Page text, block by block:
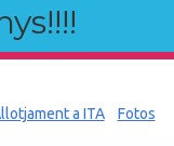
a ITA Fotos